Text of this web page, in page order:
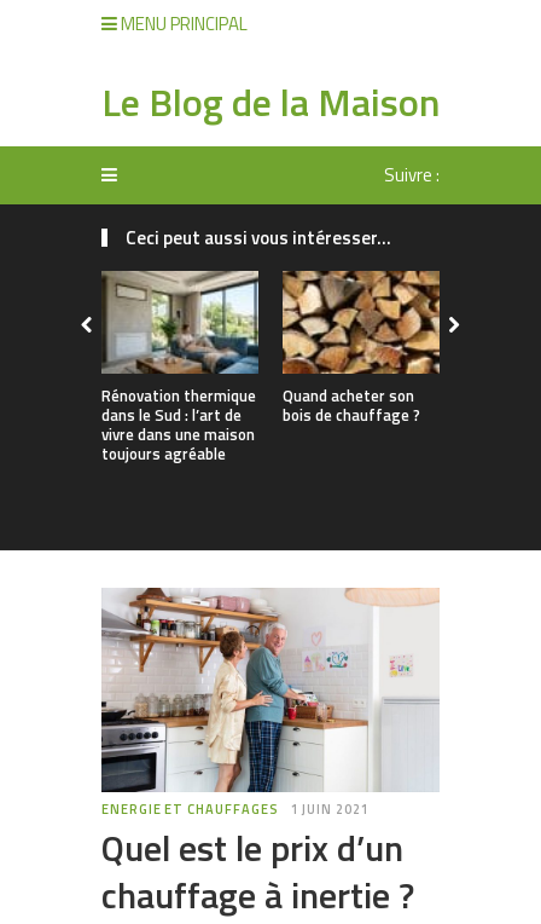
MENU PRINCIPAL
Le Blog de la Maison
Suivre :
Ceci peut aussi vous intéresser...
Rénovation thermique
dans le Sud : l’art de
vivre dans une maison
toujours agréable
Quand acheter son
bois de chauffage ?
ENERGIE ET CHAUFFAGES 1 JUIN 2021
Quel est le prix d’un
chauffage à inertie ?